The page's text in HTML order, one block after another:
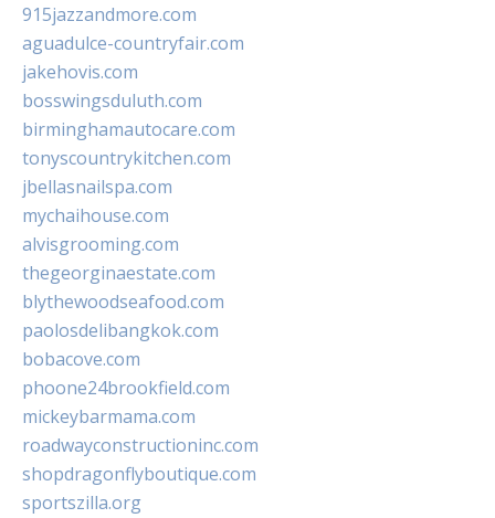
915jazzandmore.com
aguadulce-countryfair.com
jakehovis.com
bosswingsduluth.com
birminghamautocare.com
tonyscountrykitchen.com
jbellasnailspa.com
mychaihouse.com
alvisgrooming.com
thegeorginaestate.com
blythewoodseafood.com
paolosdelibangkok.com
bobacove.com
phoone24brookfield.com
mickeybarmama.com
roadwayconstructioninc.com
shopdragonflyboutique.com
sportszilla.org